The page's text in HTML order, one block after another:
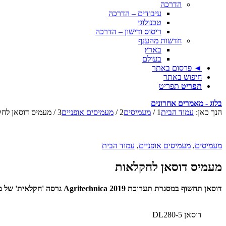
הדרכה
עיבודים – הדרכה
טכנולוגי
ריסוס ודישון – הדרכה
חדשות מהענף
בארץ
בעולם
◄ פרסום באתר
חיפוש באתר
תפריט תפריט
בלוג - מאמרים אחרונים
הנך כאן: עמוד הבית1
/ מעמיסים2
/ מעמיסים אופניים3
/ מעמיס דוסאן
מעמיסים, מעמיסים אופניים, עמוד הבית
מעמיס דוסאן לחקלאות
דוסאן תחשוף במסגרת תערוכת Agritechnica 2019 גרסה 'חקלאית' של מעמיס ה-16 טון DL280-5
דוסאן DL280-5